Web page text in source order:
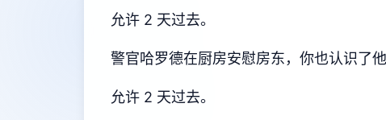
允许 2 天过去。
警官哈罗德在厨房安慰房东，你也认识了
允许 2 天过去。